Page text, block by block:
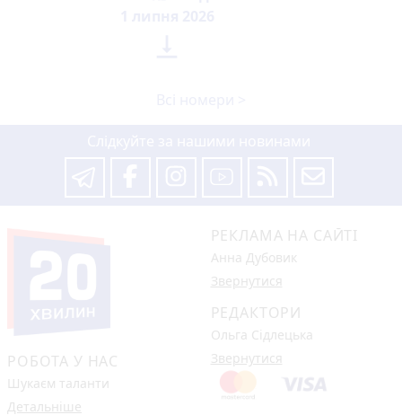
РОБОТА У НАС
Шукаєм таланти
Детальніше
РЕКЛАМА НА САЙТІ
Анна Дубовик
Звернутися
РЕДАКТОРИ
Ольга Сідлецька
Звернутися